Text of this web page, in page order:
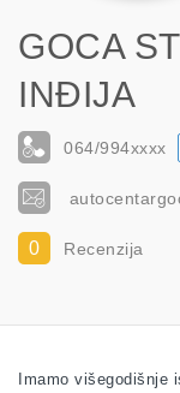
GOCA
INĐIJA
064/994xxxx
0 Recenzija
Imamo